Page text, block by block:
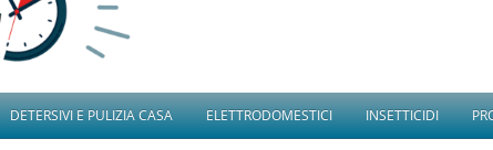
DETERSIVI E PULIZIA CASA ELETTRODOMESTICI INSETTICIDI